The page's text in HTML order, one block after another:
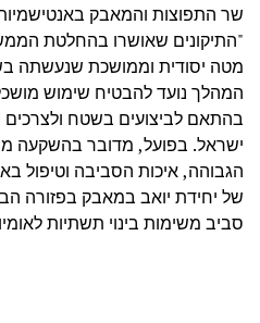
שר התפוצות והמאבק
"התיקונים שאושרו בהחלטת
מטה יסודית וממושכת שנעשתה
המהלך נועד להבטיח שימוש
בהתאם לביצועים בשטח
ישראל. בפועל, מדובר בהשקעה
הגבוהה, איכות הסביבה וטיפול
של יחידת יואב במאבק בפזורה
סביב משימות בינוי תשתיות